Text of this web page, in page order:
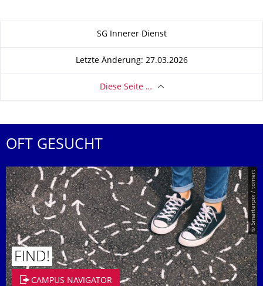
SG Innerer Dienst
Letzte Änderung: 27.03.2026
Diese Seite …
OFT GESUCHT
© Smarterpix / tomert
FIND!
CAMPUS NAVIGATOR